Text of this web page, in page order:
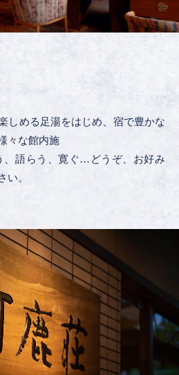
しめる足湯をはじめ、宿で豊かな
々な館内施
、語らう、寛ぐ…どうぞ、お好み
い。